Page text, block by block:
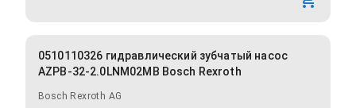
0510110326 гидравлический зубчатый насос
AZPB-32-2.0LNM02MB Bosch Rexroth
Bosch Rexroth AG